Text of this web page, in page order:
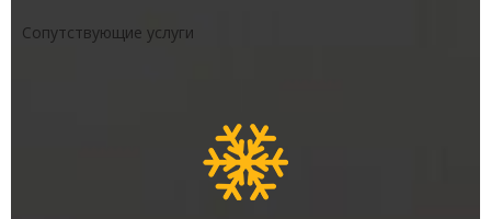
Сопутствующие услуги